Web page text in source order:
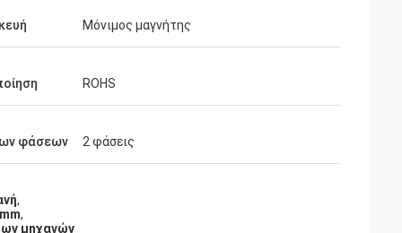
Limited
αναμενόταν,
και βοήθειες
Είναι
Η αποστολή παραλήφθηκε πολύ γρήγορα.
Μόνιμος μαγνήτης
ROHS
φάσεων 2 φάσεις
,
,
μηχανών